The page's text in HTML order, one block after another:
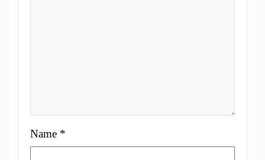
Name *